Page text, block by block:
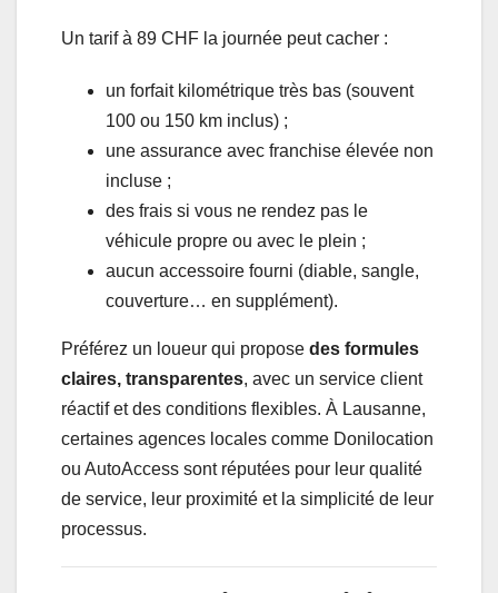
Un tarif à 89 CHF la journée peut cacher :
un forfait kilométrique très bas (souvent
100 ou 150 km inclus) ;
une assurance avec franchise élevée non
incluse ;
des frais si vous ne rendez pas le
véhicule propre ou avec le plein ;
aucun accessoire fourni (diable, sangle,
couverture… en supplément).
Préférez un loueur qui propose des formules
claires, transparentes, avec un service client
réactif et des conditions flexibles. À Lausanne,
certaines agences locales comme Donilocation
ou AutoAccess sont réputées pour leur qualité
de service, leur proximité et la simplicité de leur
processus.